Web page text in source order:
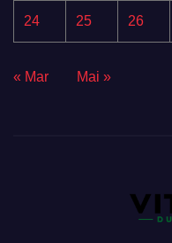
24 25 26
« Mar Mai »